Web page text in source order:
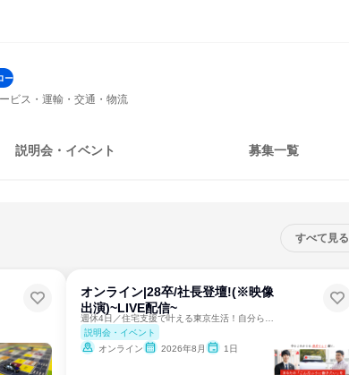
ー
ビス・運輸・交通・物流
説明会・イベント 募集一覧
すべて見る
オンライン|28卒/社長登壇!(※映像
出演)~LIVE配信~
説明会・イベント
オンライン
2026年8月 1日